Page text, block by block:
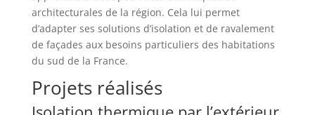
architecturales de la région. Cela lui permet
d’adapter ses solutions d’isolation et de ravalement
de façades aux besoins particuliers des habitations
du sud de la France.
Projets réalisés